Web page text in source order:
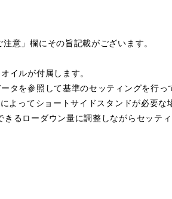
意」欄にその旨記載がございます。
イルが付属します。
タを参照して基準のセッティングを行っ
よってショートサイドスタンドが必要な
るローダウン量に調整しながらセッティ